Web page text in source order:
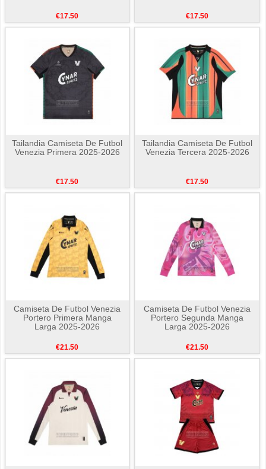
€17.50 €17.50
Tailandia Camiseta De Futbol
Venezia Primera 2025-2026
€17.50
Tailandia Camiseta De Futbol
Venezia Tercera 2025-2026
€17.50
Camiseta De Futbol Venezia
Portero Primera Manga
Larga 2025-2026
€21.50
Camiseta De Futbol Venezia
Portero Segunda Manga
Larga 2025-2026
€21.50